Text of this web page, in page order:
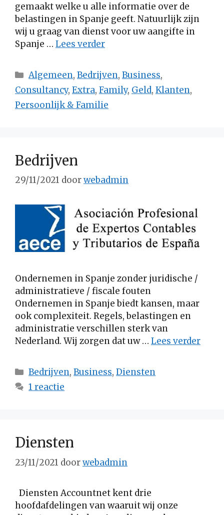
gemaakt welke u alle informatie over de
belastingen in Spanje geeft. Natuurlijk zijn
wij u graag van dienst voor uw aangifte in
Spanje … Lees verder
Categorieën
Algemeen,Bedrijven,Business,
Consultancy, Extra, Family, Geld, Klanten,
Persoonlijk & Familie
Bedrijven
29/11/2021 doorwebadmin
Ondernemen in Spanje zonder juridische /
administratieve / fiscale fouten
Ondernemen in Spanje biedt kansen, maar
ook complexiteit. Regels, belastingen en
administratie verschillen sterk van
Nederland. Wij zorgen dat uw … Lees verder
Categorieën
Bedrijven,Business,Diensten
1 reactie
Diensten
23/11/2021 doorwebadmin
Diensten Accountnet kent drie
hoofdafdelingen van waaruit wij onze